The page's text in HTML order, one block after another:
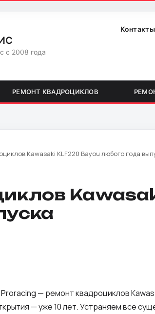
с 2008 года
Контакты
РЕМОНТ КВАДРОЦИКЛОВ
Kawasaki KLF220 Bayou любого года
— ремонт квадроциклов
— уже 10 лет. Устраняем все